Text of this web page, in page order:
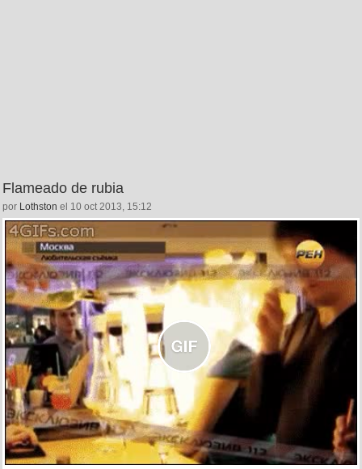
Flameado de rubia
por Lothston el 10 oct 2013, 15:12